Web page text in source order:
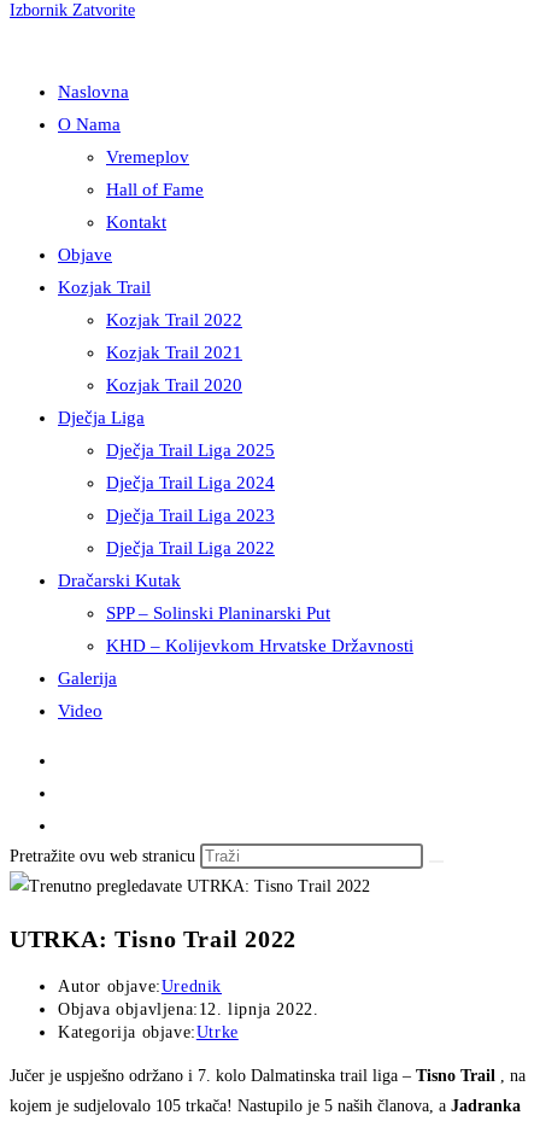
Izbornik Zatvorite
Naslovna
O Nama
Vremeplov
Hall of Fame
Kontakt
Objave
Kozjak Trail
Kozjak Trail 2022
Kozjak Trail 2021
Kozjak Trail 2020
Dječja Liga
Dječja Trail Liga 2025
Dječja Trail Liga 2024
Dječja Trail Liga 2023
Dječja Trail Liga 2022
Dračarski Kutak
SPP – Solinski Planinarski Put
KHD – Kolijevkom Hrvatske Državnosti
Galerija
Video
Pretražite ovu web stranicu
UTRKA: Tisno Trail 2022
Autor objave:Urednik
Objava objavljena: 12. lipnja 2022.
Kategorija objave:Utrke
Jučer je uspješno održano i 7. kolo Dalmatinska trail liga – Tisno Trail , na
kojem je sudjelovalo 105 trkača! Nastupilo je 5 naših članova, a Jadranka